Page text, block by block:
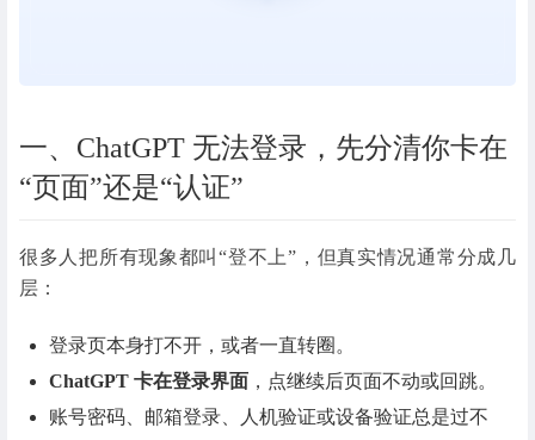
一、ChatGPT 无法登录，先分清你卡在
“页面”还是“认证”
很多人把所有现象都叫“登不上”，但真实情况通常分成几
层：
登录页本身打不开，或者一直转圈。
ChatGPT 卡在登录界面 ，点继续后页面不动或回跳。
账号密码、邮箱登录、人机验证或设备验证总是过不